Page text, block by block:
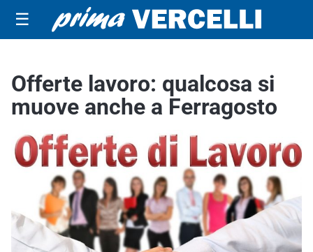
☰
Offerte lavoro: qualcosa si
muove anche a Ferragosto